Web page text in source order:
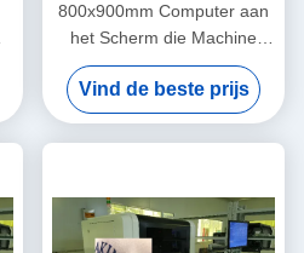
800x900mm Computer aan
het Scherm die Machine
133LPI blootstellen
Vind de beste prijs